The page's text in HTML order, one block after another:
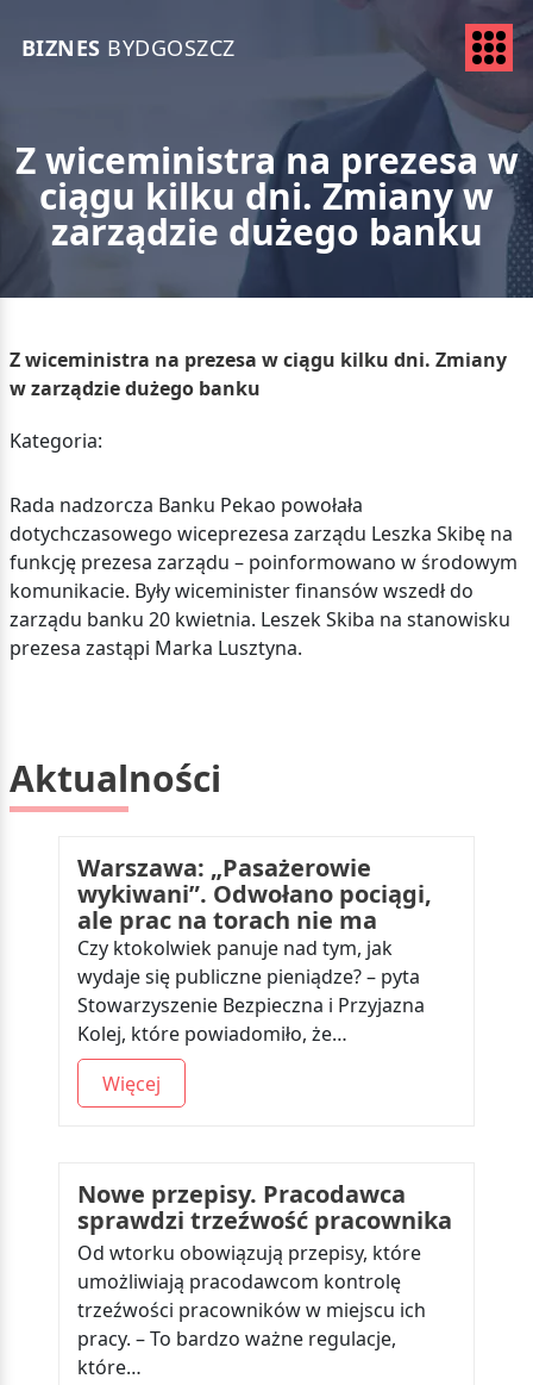
BIZNES BYDGOSZCZ
Z wiceministra na prezesa w
ciągu kilku dni. Zmiany w
zarządzie dużego banku
Z wiceministra na prezesa w ciągu kilku dni. Zmiany
w zarządzie dużego banku
Kategoria:
Rada nadzorcza Banku Pekao powołała
dotychczasowego wiceprezesa zarządu Leszka Skibę na
funkcję prezesa zarządu – poinformowano w środowym
komunikacie. Były wiceminister finansów wszedł do
zarządu banku 20 kwietnia. Leszek Skiba na stanowisku
prezesa zastąpi Marka Lusztyna.
Aktualności
Warszawa: „Pasażerowie
wykiwani”. Odwołano pociągi,
ale prac na torach nie ma
Czy ktokolwiek panuje nad tym, jak
wydaje się publiczne pieniądze? – pyta
Stowarzyszenie Bezpieczna i Przyjazna
Kolej, które powiadomiło, że…
Więcej
Nowe przepisy. Pracodawca
sprawdzi trzeźwość pracownika
Od wtorku obowiązują przepisy, które
umożliwiają pracodawcom kontrolę
trzeźwości pracowników w miejscu ich
pracy. – To bardzo ważne regulacje,
które…